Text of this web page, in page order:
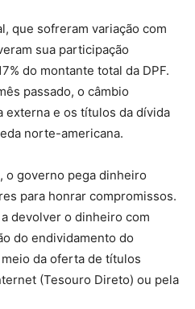
que sofreram variação com
sua participação
do montante total da DPF.
passado, o câmbio
externa e os títulos da dívida
norte-americana.
o governo pega dinheiro
para honrar compromissos.
devolver o dinheiro com
do endividamento do
da oferta de títulos
(Tesouro Direto) ou pela